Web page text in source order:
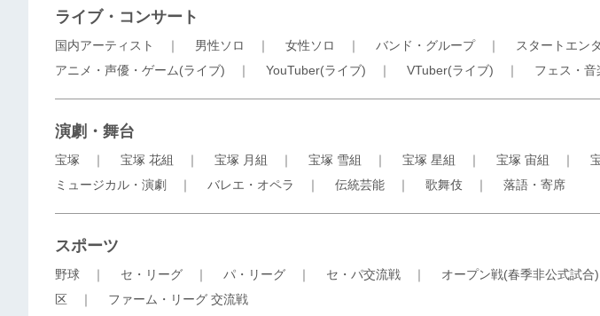
ライブ・コンサート
国内アーティスト ｜ 男性ソロ ｜ 女性ソロ ｜ バンド・グループ｜ スタートエン
アニメ・声優・ゲーム(ライブ) ｜ YouTuber(ライブ) ｜ VTuber(ライブ) ｜ フェス・音
演劇・舞台
宝塚 ｜ 宝塚 花組 ｜ 宝塚 月組 ｜ 宝塚 雪組 ｜ 宝塚 星組 ｜ 宝塚 宙組 ｜
ミュージカル・演劇
｜ バレエ・オペラ ｜ 伝統芸能 ｜ 歌舞伎 ｜ 落語・寄席
スポーツ
野球 ｜ セ・リーグ ｜ パ・リーグ ｜ セ・パ交流戦 ｜ オープン戦(春季非公式試合)
区 ｜ ファーム・リーグ 交流戦